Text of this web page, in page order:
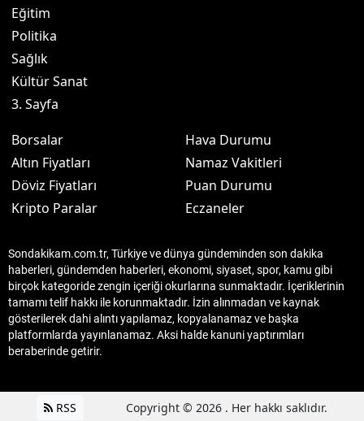
Eğitim
Politika
Sağlık
Kültür Sanat
3. Sayfa
Borsalar
Altın Fiyatları
Döviz Fiyatları
Kripto Paralar
Hava Durumu
Namaz Vakitleri
Puan Durumu
Eczaneler
Sondakikam.com.tr, Türkiye ve dünya gündeminden son dakika
haberleri, gündemden haberleri, ekonomi, siyaset, spor, kamu gibi
birçok kategoride zengin içeriği okurlarına sunmaktadır. İçeriklerinin
tamamı telif hakkı ile korunmaktadır. İzin alınmadan ve kaynak
gösterilerek dahi alıntı yapılamaz, kopyalanamaz ve başka
platformlarda yayınlanamaz. Aksi halde kanuni yaptırımları
beraberinde getirir.
RSS Copyright © 2026 . Her hakkı saklıdır.